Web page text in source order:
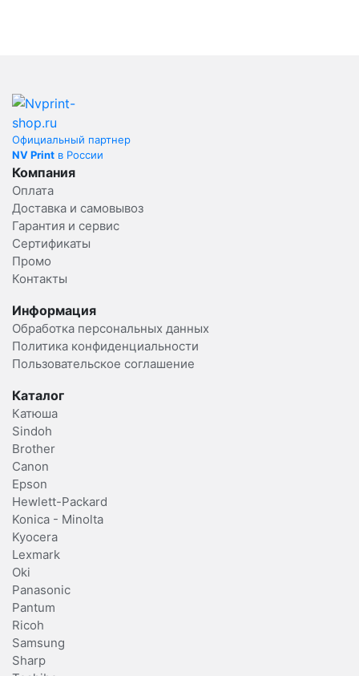
Официальный партнер
NV Print в России
Компания
Оплата
Доставка и самовывоз
Гарантия и сервис
Сертификаты
Промо
Контакты
Информация
Обработка персональных данных
Политика конфиденциальности
Пользовательское соглашение
Каталог
Катюша
Sindoh
Brother
Canon
Epson
Hewlett-Packard
Konica - Minolta
Kyocera
Lexmark
Oki
Panasonic
Pantum
Ricoh
Samsung
Sharp